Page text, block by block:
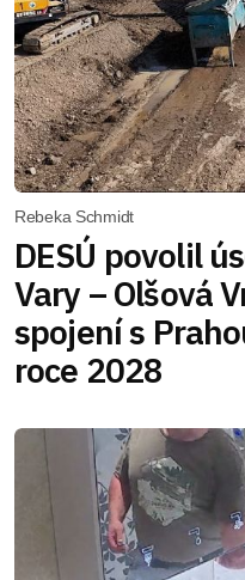
Rebeka Schmidt
DESÚ povolil
Vary – Olšová
spojení s
roce 2028